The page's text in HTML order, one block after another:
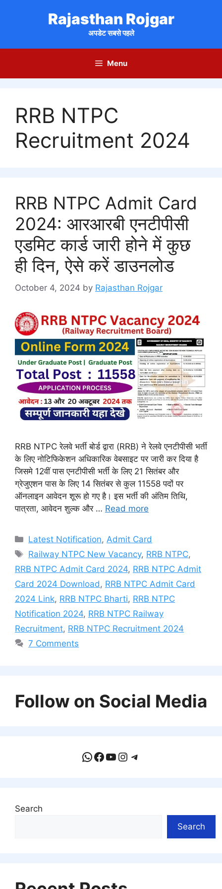
Rajasthan Rojgar
अपडेट सबसे पहले
Menu
RRB NTPC
Recruitment 2024
RRB NTPC Admit Card
2024: आरआरबी एनटीपीसी
एडमिट कार्ड जारी होने में कुछ
ही दिन, ऐसे करें डाउनलोड
October 4, 2024 by Rajasthan Rojgar
RRB NTPC रेलवे भर्ती बोर्ड द्वारा (RRB) ने रेलवे एनटीपीसी भर्ती
के लिए नोटिफिकेशन अधिकारिक वेबसाइट पर जारी कर दिया है
जिसमे 12वीं पास एनटीपीसी भर्ती के लिए 21 सितंबर और
ग्रेजुएशन पास के लिए 14 सितंबर से कुल 11558 पदों पर
ऑनलाइन आवेदन शूरू हो गए है। इस भर्ती की अंतिम तिथि,
पात्रता, आवेदन शुल्क और … Read more
Categories
Latest Notification, Admit Card
Tags
Railway NTPC New Vacancy, RRB NTPC,
RRB NTPC Admit Card 2024, RRB NTPC Admit
Card 2024 Download , RRB NTPC Admit Card
2024 Link, RRB NTPC Bharti, RRB NTPC
Notification 2024, RRB NTPC Railway
Recruitment, RRB NTPC Recruitment 2024
7 Comments
Follow on Social Media
WhatsApp
Facebook
YouTube
Instagram
Telegram
Search
Search